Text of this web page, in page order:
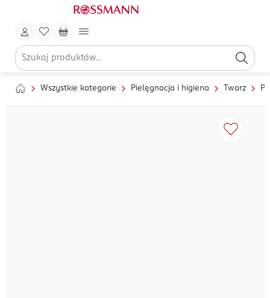
Wszystkie kategorie Pielęgnacja i higiena Twarz